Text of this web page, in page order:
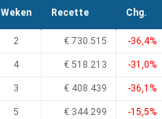
Weken Recette Chg.
2 € 730.515 -36,4%
4 € 518.213 -31,0%
3 € 408.439 -36,1%
5 € 344.299 -15,5%